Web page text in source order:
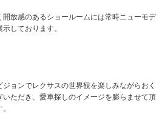
開放感のあるショールームには常時ニューモデ
示しております。
ジョンでレクサスの世界観を楽しみながらおく
いただき、愛車探しのイメージを膨らませて頂